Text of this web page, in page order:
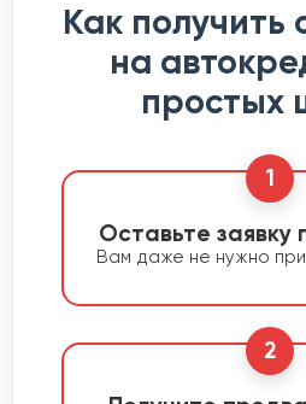
Как получить
на
простых
1
Оставьте заявку
Вам даже не нужно
2